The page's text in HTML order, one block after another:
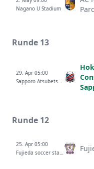
Nagano U Stadium
Runde 13
29. Apr 05:00
Sapporo Atsubetsu Stadium
Runde 12
25. Apr 05:00
Fujieda soccer stadium